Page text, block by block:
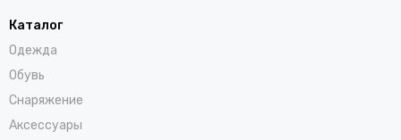
Каталог
Одежда
Обувь
Снаряжение
Аксессуары